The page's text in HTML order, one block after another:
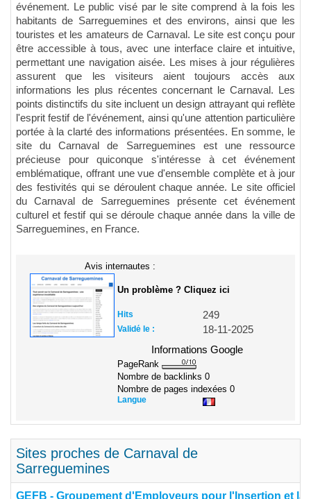
événement. Le public visé par le site comprend à la fois les
habitants de Sarreguemines et des environs, ainsi que les
touristes et les amateurs de Carnaval. Le site est conçu pour
être accessible à tous, avec une interface claire et intuitive,
permettant une navigation aisée. Les mises à jour régulières
assurent que les visiteurs aient toujours accès aux
informations les plus récentes concernant le Carnaval. Les
points distinctifs du site incluent un design attrayant qui reflète
l'esprit festif de l'événement, ainsi qu'une attention particulière
portée à la clarté des informations présentées. En somme, le
site du Carnaval de Sarreguemines est une ressource
précieuse pour quiconque s'intéresse à cet événement
emblématique, offrant une vue d'ensemble complète et à jour
des festivités qui se déroulent chaque année. Le site officiel
du Carnaval de Sarreguemines présente cet événement
culturel et festif qui se déroule chaque année dans la ville de
Sarreguemines, en France.
Avis internautes :
Un problème ? Cliquez ici
Hits 249
Validé le :
18-11-2025
Informations Google
PageRank
Nombre de backlinks 0
Nombre de pages indexées 0
Langue
Sites proches de Carnaval de
Sarreguemines
GEFB - Groupement d'Employeurs pour l'Insertion et la